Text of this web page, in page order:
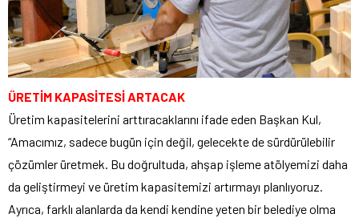
ÜRETİM KAPASİTESİ ARTACAK
Üretim kapasitelerini arttıracaklarını ifade eden Başkan Kul,
“Amacımız, sadece bugün için değil, gelecekte de sürdürülebilir
çözümler üretmek. Bu doğrultuda, ahşap işleme atölyemizi daha
da geliştirmeyi ve üretim kapasitemizi artırmayı planlıyoruz.
Ayrıca, farklı alanlarda da kendi kendine yeten bir belediye olma